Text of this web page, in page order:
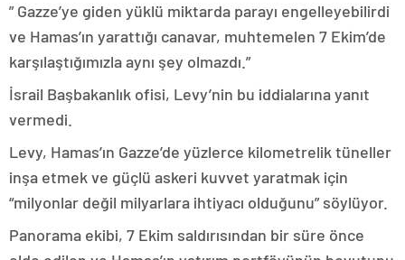
” Gazze’ye giden yüklü miktarda parayı engelleyebilirdi
ve Hamas’ın yarattığı canavar, muhtemelen 7 Ekim’de
karşılaştığımızla aynı şey olmazdı.”
İsrail Başbakanlık ofisi, Levy’nin bu iddialarına yanıt
vermedi.
Levy, Hamas’ın Gazze’de yüzlerce kilometrelik tüneller
inşa etmek ve güçlü askeri kuvvet yaratmak için
“milyonlar değil milyarlara ihtiyacı olduğunu” söylüyor.
Panorama ekibi, 7 Ekim saldırısından bir süre önce